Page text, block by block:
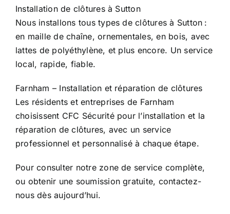
Installation de clôtures à Sutton
Nous installons tous types de clôtures à Sutton :
en maille de chaîne, ornementales, en bois, avec
lattes de polyéthylène, et plus encore. Un service
local, rapide, fiable.
Farnham – Installation et réparation de clôtures
Les résidents et entreprises de Farnham
choisissent CFC Sécurité pour l’installation et la
réparation de clôtures, avec un service
professionnel et personnalisé à chaque étape.
Pour consulter notre zone de service complète,
ou obtenir une soumission gratuite, contactez-
nous dès aujourd’hui.